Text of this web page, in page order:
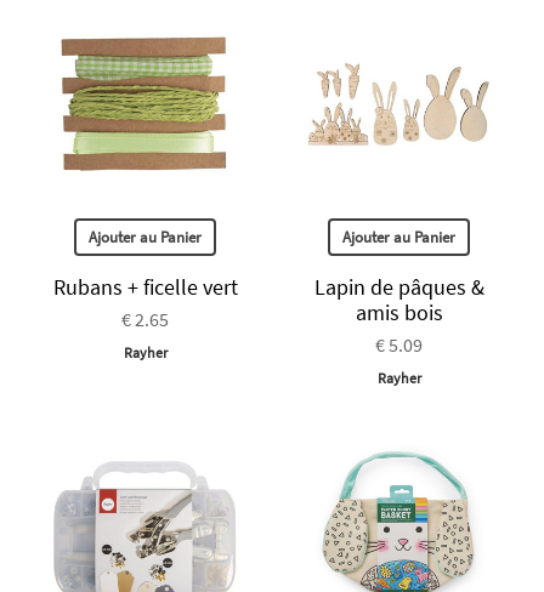
Ajouter au Panier
Rubans + ficelle vert
€ 2.65
Rayher
Ajouter au Panier
Lapin de pâques &
amis bois
€ 5.09
Rayher